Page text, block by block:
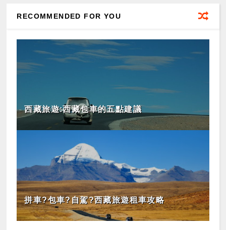
RECOMMENDED FOR YOU
西藏旅遊:西藏包車的五點建議
拼車?包車?自駕?西藏旅遊租車攻略